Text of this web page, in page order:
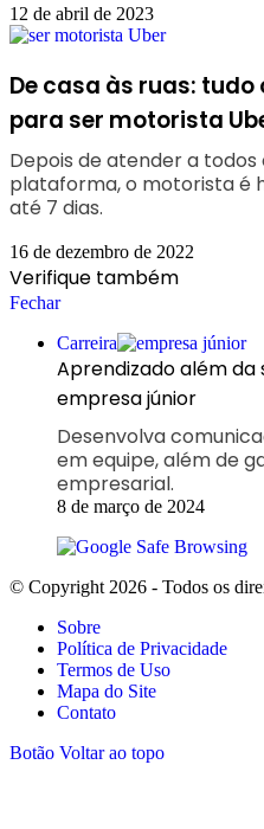
12 de abril de 2023
De casa às ruas:
para ser motorista
Depois de atender a
plataforma, o motorista é
até 7 dias.
16 de dezembro de 2022
Verifique também
Fechar
Carreira
Aprendizado além da
empresa júnior
Desenvolva
em equipe, além de
empresarial.
8 de março de 2024
© Copyright 2026 - Todos os
Sobre
Política de Privacidade
Termos de Uso
Mapa do Site
Contato
Botão Voltar ao topo